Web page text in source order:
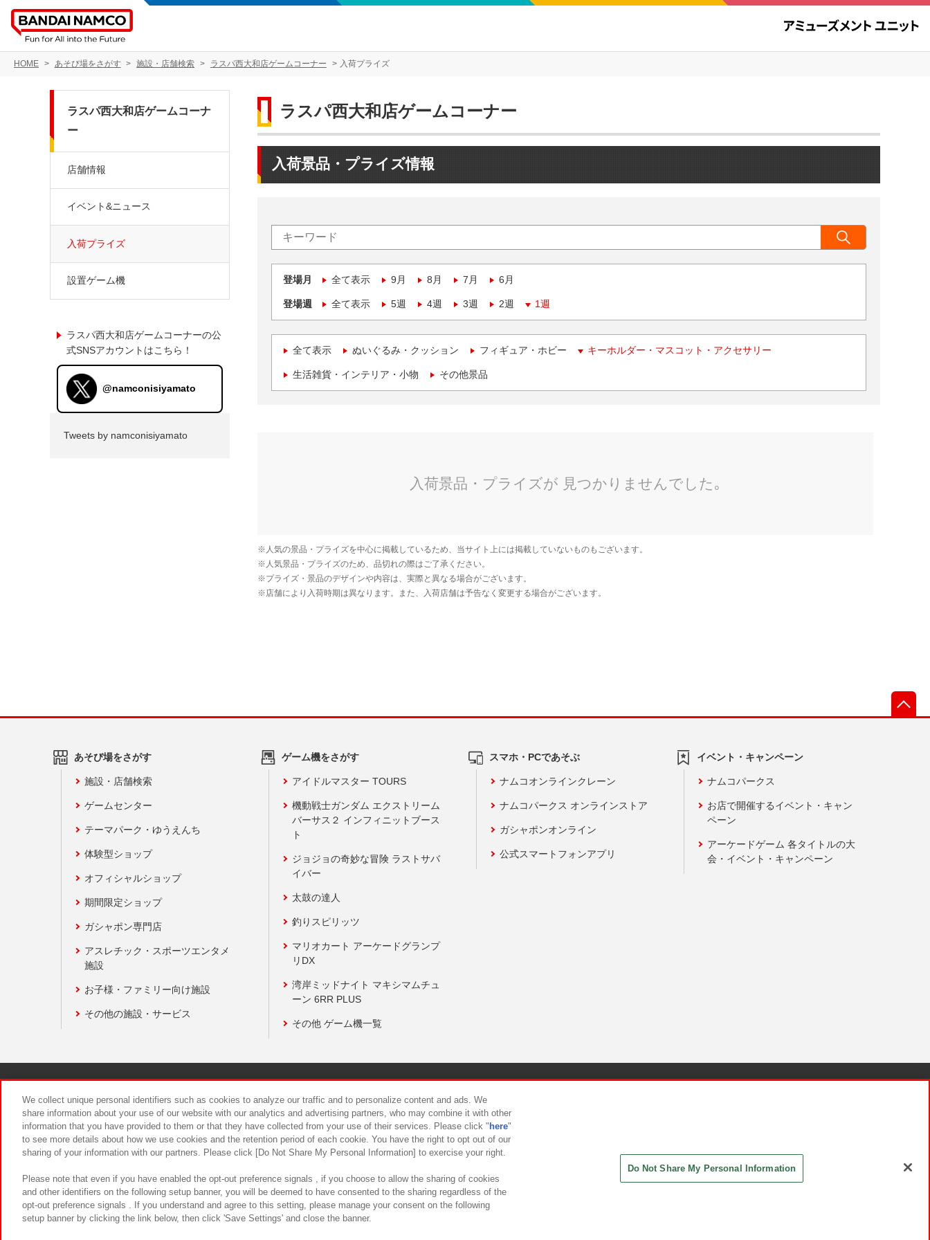
HOME あそび場をさがす 施設・店舗検索 ラスパ西大和店ゲームコーナー 入荷プライズ
ラスパ西大和店ゲームコーナー
入荷景品・プライズ情報
登場月 全て表示 9月 8月 7月 6月
登場週 全て表示 5週 4週 3週 2週 1週
全て表示 ぬいぐるみ・クッション フィギュア・ホビー キーホルダー・マスコット・アクセサリー
生活雑貨・インテリア・小物 その他景品
ラスパ西大和店ゲームコーナ
ー
店舗情報
イベント&ニュース
入荷プライズ
設置ゲーム機
ラスパ西大和店ゲームコーナーの公
式SNSアカウントはこちら！
@namconisiyamato
Tweets by namconisiyamato
あそび場をさがす
施設・店舗検索
ゲームセンター
テーマパーク・ゆうえんち
体験型ショップ
オフィシャルショップ
期間限定ショップ
ガシャポン専門店
アスレチック・スポーツエンタメ
施設
お子様・ファミリー向け施設
その他の施設・サービス
ゲーム機をさがす
アイドルマスター TOURS
機動戦士ガンダム エクストリーム
バーサス２ インフィニットブース
ト
ジョジョの奇妙な冒険 ラストサバ
イバー
太鼓の達人
釣りスピリッツ
マリオカート アーケードグランプ
リDX
湾岸ミッドナイト マキシマムチュ
ーン 6RR PLUS
その他 ゲーム機一覧
スマホ・PCであそぶ
ナムコオンラインクレーン
ナムコパークス オンラインストア
ガシャポンオンライン
公式スマートフォンアプリ
イベント・キャンペーン
ナムコパークス
お店で開催するイベント・キャン
ペーン
アーケードゲーム 各タイトルの大
会・イベント・キャンペーン
食品のご提供について カスタマーハラスメント対応方針
We collect unique personal identifiers such as cookies to analyze our traffic and to personalize content and ads. We
share information about your use of our website with our analytics and advertising partners, who may combine it with other
information that you have provided to them or that they have collected from your use of their services. Please click " here"
to see more details about how we use cookies and the retention period of each cookie. You have the right to opt out of our
sharing of your information with our partners. Please click [Do Not Share My Personal Information] to exercise your right.
Please note that even if you have enabled the opt-out preference signals , if you choose to allow the sharing of cookies
and other identifiers on the following setup banner, you will be deemed to have consented to the sharing regardless of the
opt-out preference signals . If you understand and agree to this setting, please manage your consent on the following
setup banner by clicking the link below, then click 'Save Settings' and close the banner.
Do Not Share My Personal Information